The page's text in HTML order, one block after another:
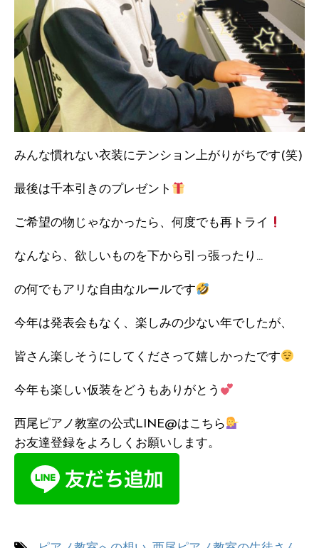
みんな慣れない衣装にテンション上がりがちです(笑)
最後は千本引きのプレゼント
ご希望の物じゃなかったら、何度でも再トライ
なんなら、欲しいものを下から引っ張ったり…
の何でもアリな自由なルールです
今年は発表会もなく、楽しみの少ない年でしたが、
皆さん楽しそうにしてくださって嬉しかったです
今年も楽しい仮装をどうもありがとう
西尾ピアノ教室の公式LINE@はこちら
お友達登録をよろしくお願いします。